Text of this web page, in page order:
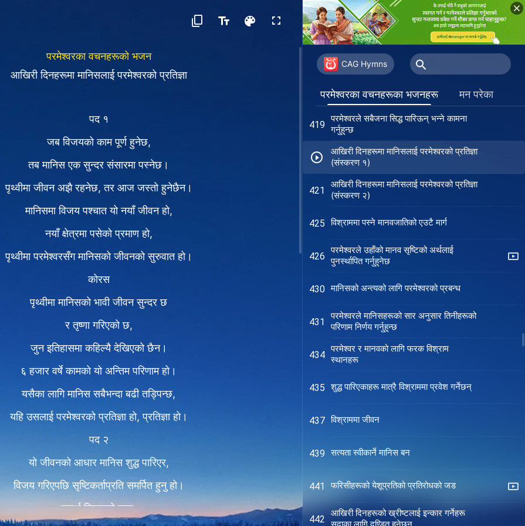
परमेश्‍वरका वचनहरूको भजन
आखिरी दिनहरूमा मानिसलाई परमेश्‍वरको प्रतिज्ञा
पद १
जब विजयको काम पूर्ण हुनेछ,
तब मानिस एक सुन्दर संसारमा पस्नेछ।
पृथ्वीमा जीवन अझै रहनेछ, तर आज जस्तो हुनेछैन।
मानिसमा विजय पश्चात यो नयाँ जीवन हो,
नयाँ क्षेत्रमा पसेको प्रमाण हो,
पृथ्वीमा परमेश्‍वरसँग मानिसको जीवनको सुरुवात हो।
कोरस
पृथ्वीमा मानिसको भावी जीवन सुन्दर छ
र तृष्णा गरिएको छ,
जुन इतिहासमा कहिल्यै देखिएको छैन।
६ हजार वर्षे कामको यो अन्तिम परिणाम हो।
यसैका लागि मानिस सबैभन्दा बढी तड्पिन्छ,
यहि उसलाई परमेश्‍वरको प्रतिज्ञा हो, प्रतिज्ञा हो।
पद २
यो जीवनको आधार मानिस शुद्ध पारिएर,
विजय गरिएपछि सृष्टिकर्ताप्रति समर्पित हुनु हो।
तसर्थ विजयको काम,
CAG Hymns
परमेश्‍वरका वचनहरूका भजनहरू मन परेका
416
मानिसलाई व्यवस्थापन गर्ने काम शैतानलाई
पराजित गर्ने काम हो
417
परमेश्‍वरको दुई देहधारणहरू मानिसको मुक्तिको
लागि हो
418 सबैसँग सिद्ध पारिने मौका छ
419
परमेश्‍वरले सबैजना सिद्ध पारिऊन् भन्ने कामना
गर्नुहुन्छ
आखिरी दिनहरूमा मानिसलाई परमेश्‍वरको प्रतिज्ञा
(संस्करण १)
421
आखिरी दिनहरूमा मानिसलाई परमेश्‍वरको प्रतिज्ञा
(संस्करण २)
425 विश्राममा पस्ने मानवजातिको एउटै मार्ग
426
परमेश्‍वरले उहाँको मानव सृष्टिको अर्थलाई
पुनर्स्थापित गर्नुहुनेछ
430 मानिसको अन्त्यको लागि परमेश्‍वरको प्रबन्ध
431
परमेश्‍वरले मानिसहरूको सार अनुसार तिनीहरूको
परिणाम निर्णय गर्नुहुन्छ
434
परमेश्‍वर र मानवको लागि फरक विश्राम
स्थानहरू
435 शुद्ध पारिएकाहरू मात्रै विश्राममा प्रवेश गर्नेछन्
437 विश्राममा जीवन
439 सत्यता स्वीकार्ने मानिस बन
441 फरिसीहरूको येशूप्रतिको प्रतिरोधको जड
442
आखिरी दिनहरूको ख्रीष्टलाई इन्कार गर्नेहरू